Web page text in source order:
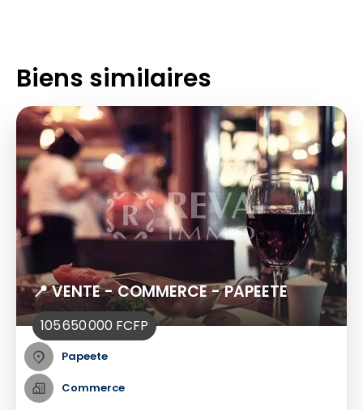
Biens similaires
📍 VENTE - COMMERCE - PAPEETE
105 650 000 FCFP
Papeete
Commerce